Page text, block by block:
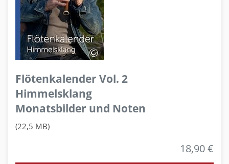
Flötenkalender Vol. 2
Himmelsklang
Monatsbilder und Noten
(22,5 MB)
18,90 €